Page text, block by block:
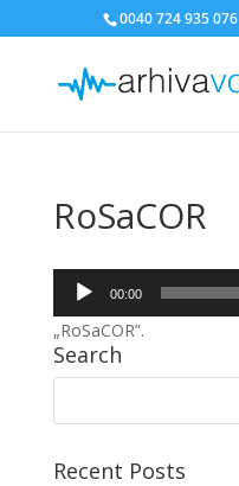
0040 724 935 076
RoSaCOR
Player
audio
00:00
„RoSaCOR”.
Search
Recent Posts